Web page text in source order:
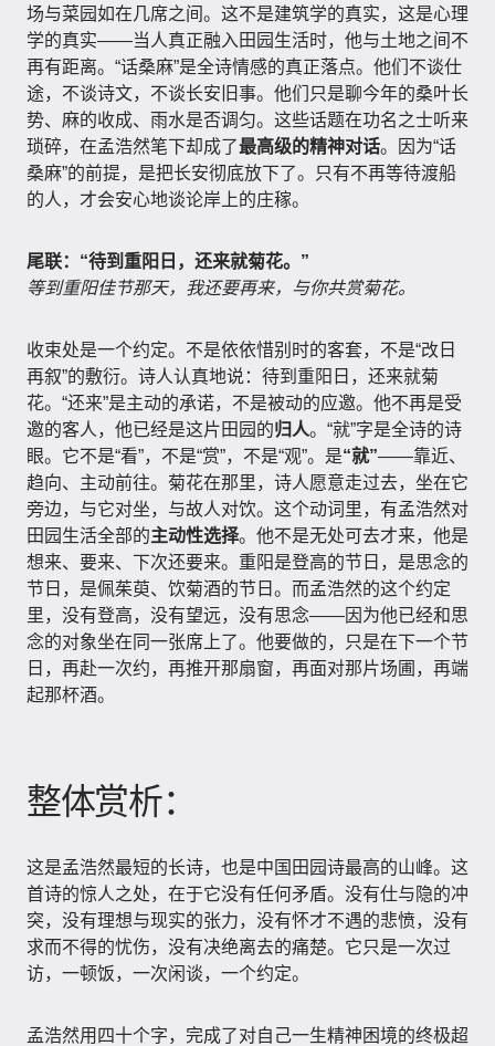
场与菜园如在几席之间。这不是建筑学的真实，这是心理
学的真实——当人真正融入田园生活时，他与土地之间不
再有距离。“话桑麻”是全诗情感的真正落点。他们不谈仕
途，不谈诗文，不谈长安旧事。他们只是聊今年的桑叶长
势、麻的收成、雨水是否调匀。这些话题在功名之士听来
琐碎，在孟浩然笔下却成了最高级的精神对话。因为“话
桑麻”的前提，是把长安彻底放下了。只有不再等待渡船
的人，才会安心地谈论岸上的庄稼。
尾联：“待到重阳日，还来就菊花。”
等到重阳佳节那天，我还要再来，与你共赏菊花。
收束处是一个约定。不是依依惜别时的客套，不是“改日
再叙”的敷衍。诗人认真地说：待到重阳日，还来就菊
花。“还来”是主动的承诺，不是被动的应邀。他不再是受
邀的客人，他已经是这片田园的归人。“就”字是全诗的诗
眼。它不是“看”，不是“赏”，不是“观”。是“就”——靠近、
趋向、主动前往。菊花在那里，诗人愿意走过去，坐在它
旁边，与它对坐，与故人对饮。这个动词里，有孟浩然对
田园生活全部的主动性选择。他不是无处可去才来，他是
想来、要来、下次还要来。重阳是登高的节日，是思念的
节日，是佩茱萸、饮菊酒的节日。而孟浩然的这个约定
里，没有登高，没有望远，没有思念——因为他已经和思
念的对象坐在同一张席上了。他要做的，只是在下一个节
日，再赴一次约，再推开那扇窗，再面对那片场圃，再端
起那杯酒。
整体赏析：
这是孟浩然最短的长诗，也是中国田园诗最高的山峰。这
首诗的惊人之处，在于它没有任何矛盾。没有仕与隐的冲
突，没有理想与现实的张力，没有怀才不遇的悲愤，没有
求而不得的忧伤，没有决绝离去的痛楚。它只是一次过
访，一顿饭，一次闲谈，一个约定。
孟浩然用四十个字，完成了对自己一生精神困境的终极超